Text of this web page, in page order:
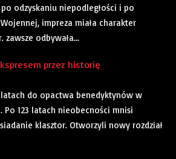
odzyskaniu niepodległości i po
impreza miała charakter
zawsze odbywała...
przez historię
latach do opactwa benedyktynów w
123 latach nieobecności mnisi
klasztor. Otworzyli nowy rozdział